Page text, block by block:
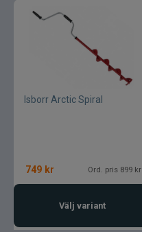
Isborr Arctic Spiral
749 kr Ord. pris 899 kr
Välj variant